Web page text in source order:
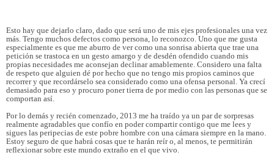
Esto hay que dejarlo claro, dado que será uno de mis ejes profesionales una vez
más. Tengo muchos defectos como persona, lo reconozco. Uno que me gusta
especialmente es que me aburro de ver como una sonrisa abierta que trae una
petición se trastoca en un gesto amargo y de desdén ofendido cuando mis
propias necesidades me aconsejan declinar amablemente. Considero una falta
de respeto que alguien dé por hecho que no tengo mis propios caminos que
recorrer y que recordárselo sea considerado como una ofensa personal. Ya crecí
demasiado para eso y procuro poner tierra de por medio con las personas que se
comportan así.
Por lo demás y recién comenzado, 2013 me ha traído ya un par de sorpresas
realmente agradables que confío en poder compartir contigo que me lees y
sigues las peripecias de este pobre hombre con una cámara siempre en la mano.
Estoy seguro de que habrá cosas que te harán reír o, al menos, te permitirán
reflexionar sobre este mundo extraño en el que vivo.